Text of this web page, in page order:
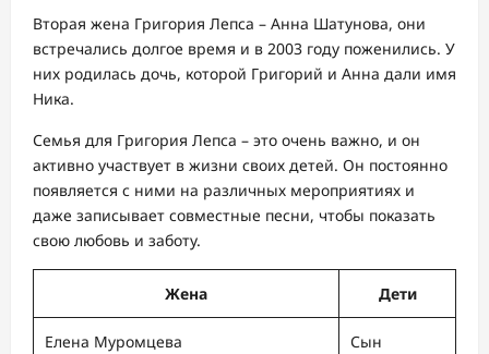
Вторая жена Григория Лепса – Анна Шатунова, они
встречались долгое время и в 2003 году поженились. У
них родилась дочь, которой Григорий и Анна дали имя
Ника.
Семья для Григория Лепса – это очень важно, и он
активно участвует в жизни своих детей. Он постоянно
появляется с ними на различных мероприятиях и
даже записывает совместные песни, чтобы показать
свою любовь и заботу.
Жена Дети
Елена Муромцева Сын